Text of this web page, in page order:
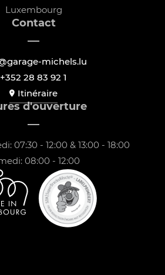
Luxembourg
Contact
michels.lu
+352 28 83 92 1
Itinéraire
d'ouverture
07:30 - 12:00 & 13:00 - 18:00
08:00 - 12:00